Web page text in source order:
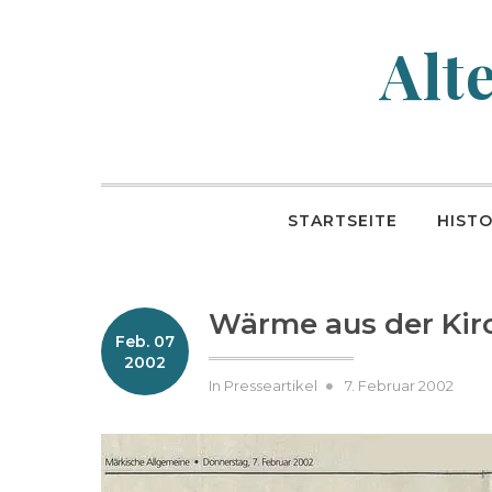
STARTSEITE
Feb. 07
2002
Wärme aus der
B
h
e
In Presseartikel
Posted
7. Februar 2002